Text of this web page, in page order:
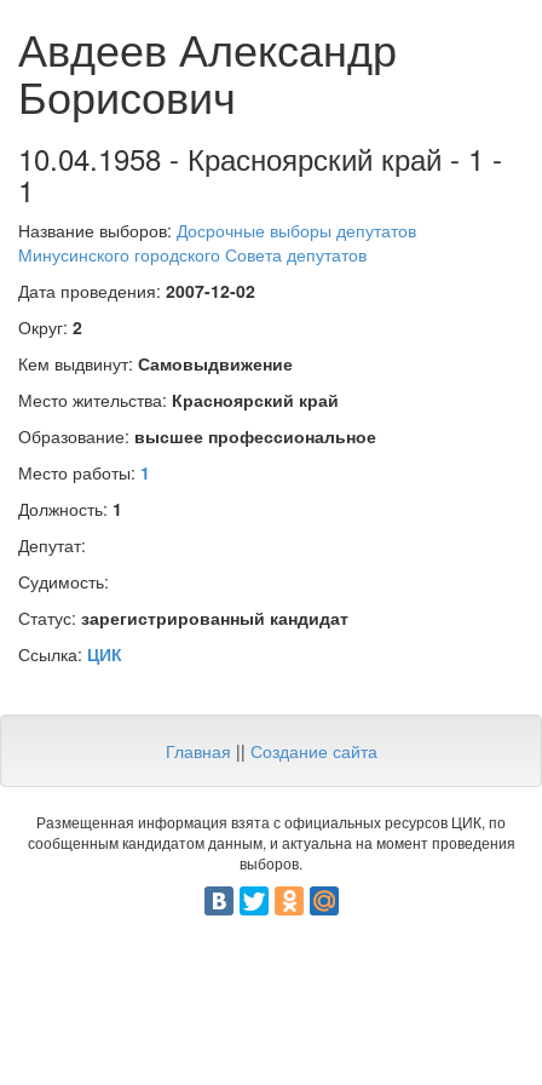
Авдеев Александр
Борисович
10.04.1958 - Красноярский край - 1 -
1
Название выборов: Досрочные выборы депутатов
Минусинского городского Совета депутатов
Дата проведения: 2007-12-02
Округ: 2
Кем выдвинут: Самовыдвижение
Место жительства: Красноярский край
Образование: высшее профессиональное
Место работы: 1
Должность: 1
Депутат:
Судимость:
Статус: зарегистрированный кандидат
Ссылка: ЦИК
Главная || Создание сайта
Размещенная информация взята с официальных ресурсов ЦИК, по
сообщенным кандидатом данным, и актуальна на момент проведения
выборов.